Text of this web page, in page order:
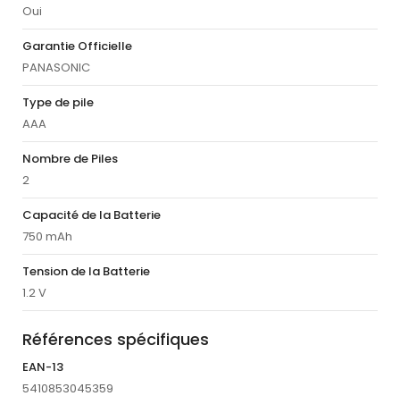
Oui
Garantie Officielle
PANASONIC
Type de pile
AAA
Nombre de Piles
2
Capacité de la Batterie
750 mAh
Tension de la Batterie
1.2 V
Références spécifiques
EAN-13
5410853045359